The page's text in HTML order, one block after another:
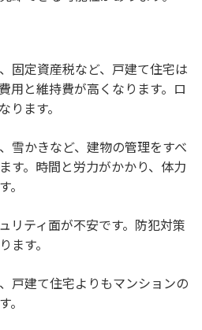
固定資産税など、戸建て住宅は
用と維持費が高くなります。ロ
ります。
雪かきなど、建物の管理をすべ
す。時間と労力がかかり、体力
リティ面が不安です。防犯対策
ます。
戸建て住宅よりもマンションの